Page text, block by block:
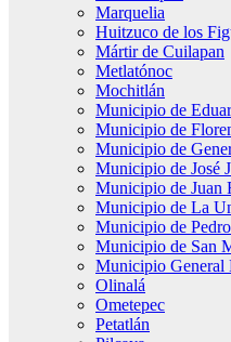
Marquelia
Huitzuco de los
Mártir de Cuilapan
Metlatónoc
Mochitlán
Municipio de
Municipio de
Municipio de
Municipio de José
Municipio de Juan
Municipio de La
Municipio de
Municipio de San
Municipio General
Olinalá
Ometepec
Petatlán